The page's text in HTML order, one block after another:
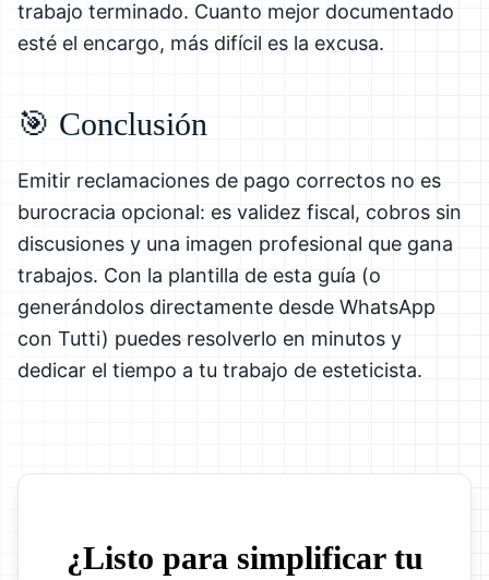
trabajo terminado. Cuanto mejor documentado
esté el encargo, más difícil es la excusa.
🎯 Conclusión
Emitir reclamaciones de pago correctos no es
burocracia opcional: es validez fiscal, cobros sin
discusiones y una imagen profesional que gana
trabajos. Con la plantilla de esta guía (o
generándolos directamente desde WhatsApp
con Tutti) puedes resolverlo en minutos y
dedicar el tiempo a tu trabajo de esteticista.
¿Listo para simplificar tu